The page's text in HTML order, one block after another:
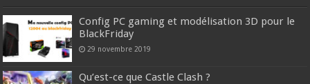
Config PC gaming et modélisation 3D pour le
BlackFriday
29 novembre 2019
Qu’est-ce que Castle Clash ?